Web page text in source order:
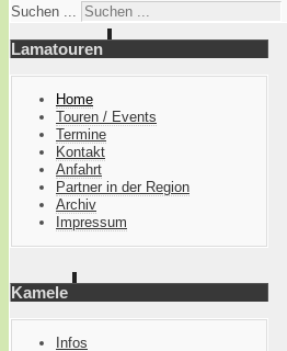
Suchen ...
Lamatouren
Home
Touren / Events
Termine
Kontakt
Anfahrt
Partner in der Region
Archiv
Impressum
Kamele
Infos